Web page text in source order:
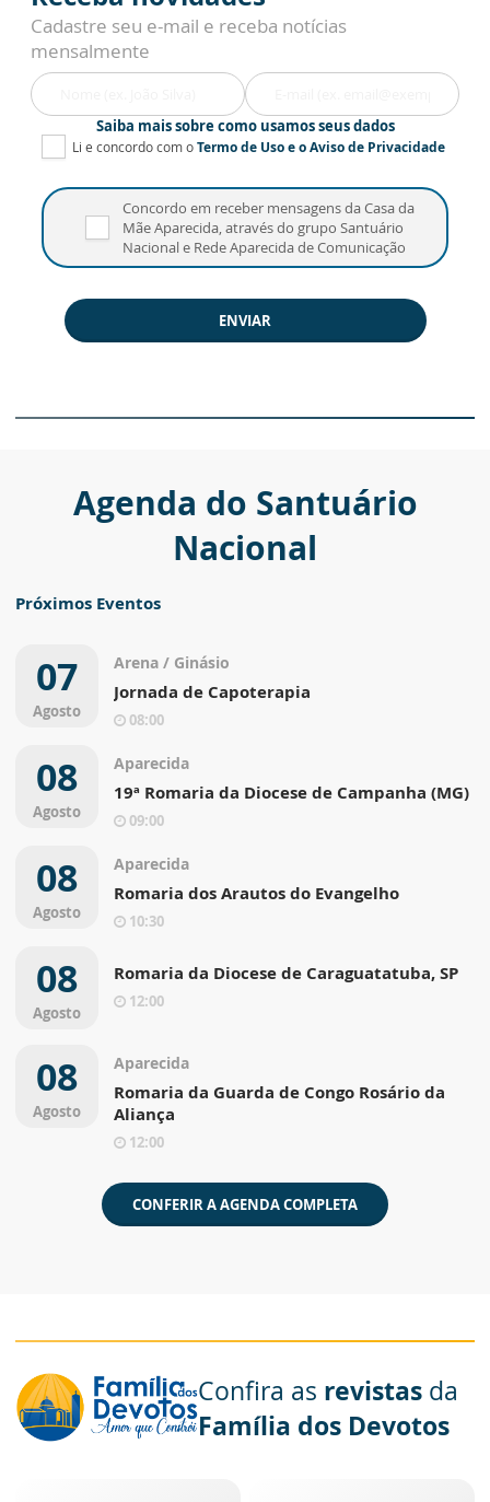
Cadastre seu e-mail e receba notícias
mensalmente
Saiba mais sobre como usamos seus dados
Li e concordo com oTermo de Usoe oAviso de Privacidade
Concordo em receber mensagens da Casa da
Mãe Aparecida, através do grupo Santuário
Nacional e Rede Aparecida de Comunicação
ENVIAR
Agenda do Santuário
Nacional
Próximos Eventos
07
Agosto
Arena / Ginásio
Jornada de Capoterapia
08:00
08
Agosto
Aparecida
19ª Romaria da Diocese de Campanha (MG)
09:00
08
Agosto
Aparecida
Romaria dos Arautos do Evangelho
10:30
08
Agosto
Romaria da Diocese de Caraguatatuba, SP
12:00
08
Agosto
Aparecida
Romaria da Guarda de Congo Rosário da
Aliança
12:00
CONFERIR A AGENDA COMPLETA
Confira as revistas da
Família dos Devotos